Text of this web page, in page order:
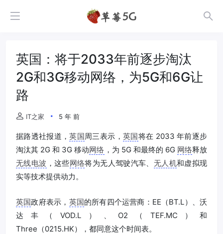
英国：将于2033年前逐步淘汰
2G和3G移动网络，为5G和6G让
路
IT之家 5 年 前
据路透社报道，英国周三表示， 英国将在 2033 年前逐步
淘汰其 2G 和 3G 移动网络 ，为 5G 和最终的 6G 网络释放
无线电波 ，这些网络将为无人驾驶汽车、 无人机和虚拟现
实等技术提供动力。
英国政府表示， 英国的所有四个运营商：EE（BT.L）、沃
达丰（VOD.L）、O2（TEF.MC）和
Three（0215.HK），都同意这个时间表。